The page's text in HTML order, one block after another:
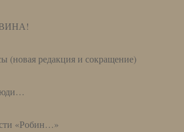
(новая редакция и сокращение)
«Робин…»